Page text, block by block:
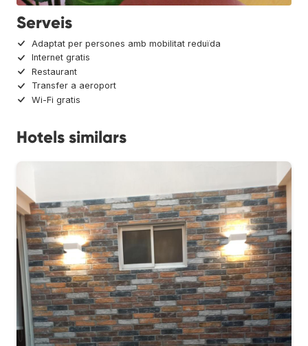
Serveis
Adaptat per persones amb mobilitat reduïda
Internet gratis
Restaurant
Transfer a aeroport
Wi-Fi gratis
Hotels similars